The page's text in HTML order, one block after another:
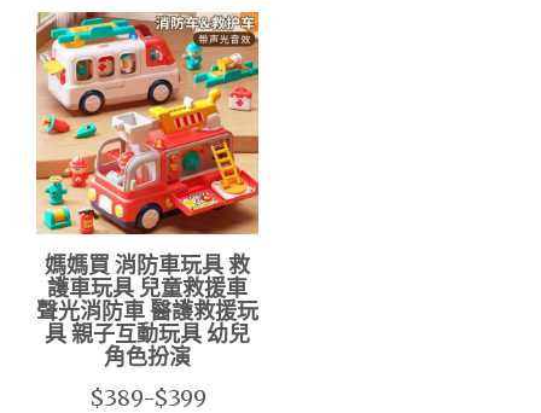
媽媽買 消防車玩具 救
護車玩具 兒童救援車
聲光消防車 醫護救援玩
具 親子互動玩具 幼兒
角色扮演
$389-$399